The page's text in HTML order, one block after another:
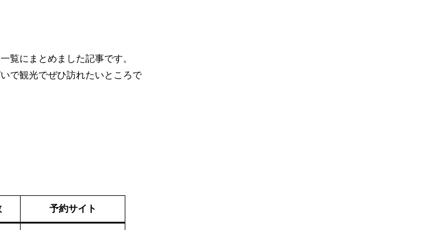
覧にまとめました記事です。
で観光でぜひ訪れたいところで
予約サイト